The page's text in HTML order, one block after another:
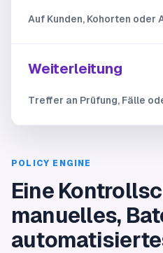
Auf Kunden, Kohorten oder
Weiterleitung
Treffer an Prüfung, Fälle
POLICY ENGINE
Eine
manuelles,